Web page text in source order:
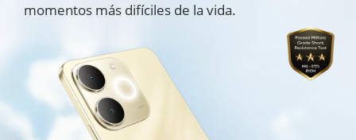
momentos más difíciles de la vida.